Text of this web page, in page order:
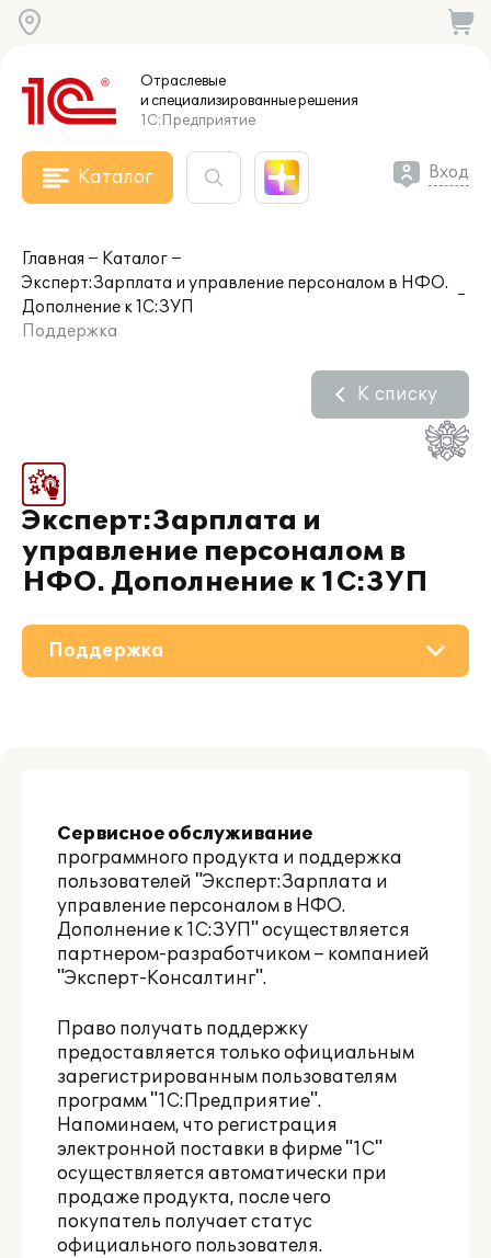
Отраслевые
и специализированныерешения
1С:Предприятие
Каталог Вход
Главная
Каталог
Эксперт:Зарплата и управление персоналом в НФО.
Дополнение к 1С:ЗУП
Поддержка
Эксперт:Зарплата и
управление персоналом в
НФО. Дополнение к 1С:ЗУП
К списку
Поддержка
Сервисное обслуживание
программного продукта и поддержка
пользователей "Эксперт:Зарплата и
управление персоналом в НФО.
Дополнение к 1С:ЗУП" осуществляется
партнером-разработчиком – компанией
"Эксперт-Консалтинг".
Право получать поддержку
предоставляется только официальным
зарегистрированным пользователям
программ "1С:Предприятие".
Напоминаем, что регистрация
электронной поставки в фирме "1С"
осуществляется автоматически при
продаже продукта, после чего
покупатель получает статус
официального пользователя.